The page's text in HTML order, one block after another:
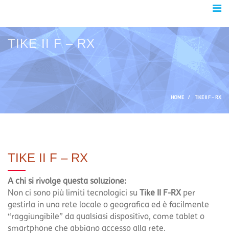
TIKE II F – RX
HOME / TIKE II F – RX
TIKE II F – RX
A chi si rivolge questa soluzione:
Non ci sono più limiti tecnologici su Tike II F-RX per
gestirla in una rete locale o geografica ed è facilmente
“raggiungibile” da qualsiasi dispositivo, come tablet o
smartphone che abbiano accesso alla rete.